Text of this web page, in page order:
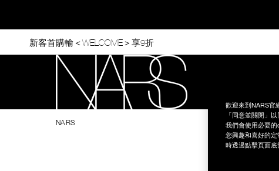
content
新客首購輸＜WELCOME＞享9折
NARS
歡迎來到NARS官
「同意並關閉」
我們會使用必要
您興趣和喜好的
時透過點擊頁面底